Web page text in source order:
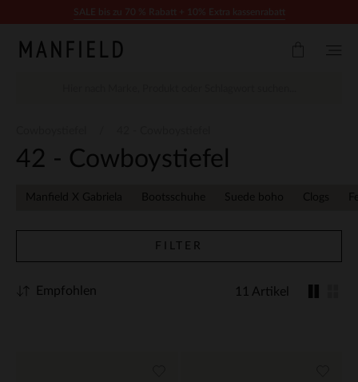
42 - Cowboystiefel
Manfield X Gabriela Bootsschuhe Suede boho Clogs
FILTER
11 Artikel
Empfohlen